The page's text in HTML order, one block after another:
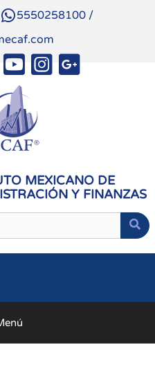
5550258100 /
MEXICANO DE
Y FINANZAS